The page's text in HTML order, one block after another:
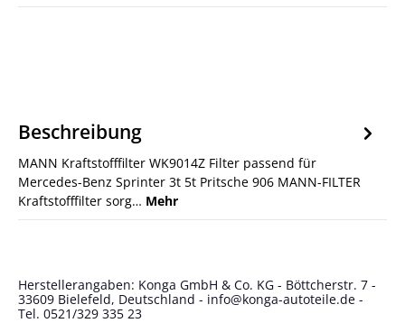
Beschreibung
MANN Kraftstofffilter WK9014Z Filter passend für
Mercedes-Benz Sprinter 3t 5t Pritsche 906 MANN-FILTER
Kraftstofffilter sorg… Mehr
Herstellerangaben: Konga GmbH & Co. KG - Böttcherstr. 7 -
33609 Bielefeld, Deutschland - info@konga-autoteile.de -
Tel. 0521/329 335 23